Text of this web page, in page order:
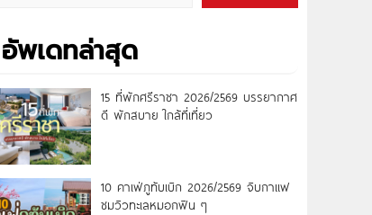
อัพเดทล่าสุด
15 ที่พักศรีราชา 2026/2569 บรรยากาศ
ดี พักสบาย ใกล้ที่เที่ยว
10 คาเฟ่ภูทับเบิก 2026/2569 จิบกาแฟ
ชมวิวทะเลหมอกฟิน ๆ